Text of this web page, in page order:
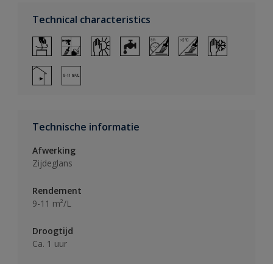
Technical characteristics
Technische informatie
Afwerking
Zijdeglans
Rendement
9-11 m²/L
Droogtijd
Ca. 1 uur